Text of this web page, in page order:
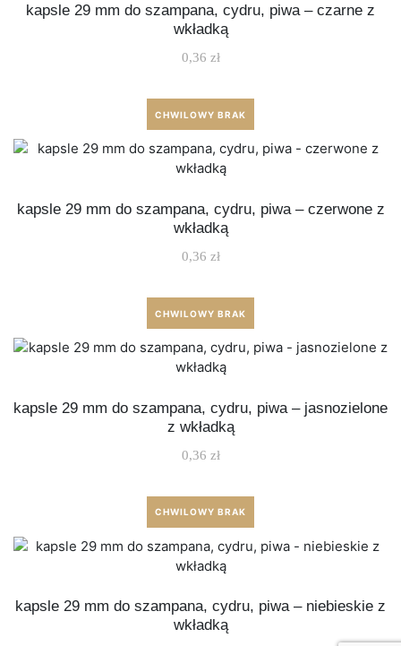
kapsle 29 mm do szampana, cydru, piwa – czarne z
wkładką
0,36 zł
CHWILOWY BRAK
kapsle 29 mm do szampana, cydru, piwa – czerwone z
wkładką
0,36 zł
CHWILOWY BRAK
kapsle 29 mm do szampana, cydru, piwa – jasnozielone
z wkładką
0,36 zł
CHWILOWY BRAK
kapsle 29 mm do szampana, cydru, piwa – niebieskie z
wkładką